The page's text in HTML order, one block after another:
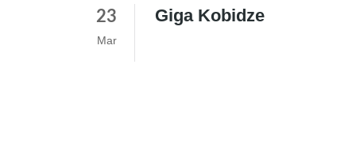
23
Mar
Giga Kobidze